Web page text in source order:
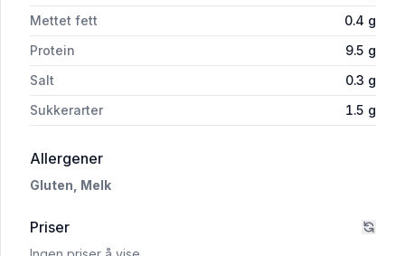
Mettet fett
0.4 g
Protein
9.5 g
Salt
0.3 g
Sukkerarter
1.5 g
Allergeneri 'Ingers Rugbrød 800g Nøtterø Bakeri'
Gluten, Melk
Priser